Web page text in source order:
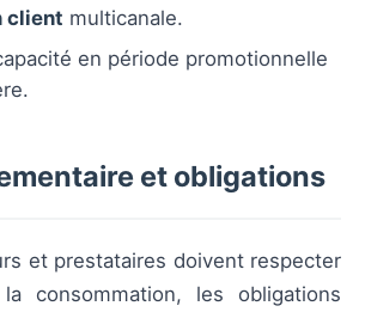
client multicanale.
en période promotionnelle
et obligations
et prestataires doivent respecter
consommation, les obligations